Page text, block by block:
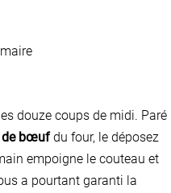
douze coups de midi. Paré
de bœufdu four, le déposez
empoigne le couteau et
a pourtant garanti la